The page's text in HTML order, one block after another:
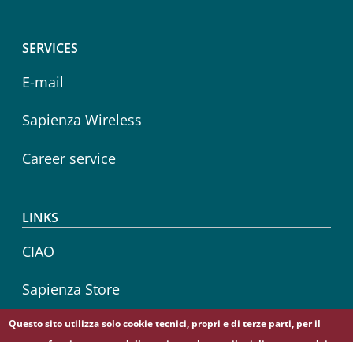
SERVICES
E-mail
Sapienza Wireless
Career service
LINKS
CIAO
Sapienza Store
Questo sito utilizza solo cookie tecnici, propri e di terze parti, per il